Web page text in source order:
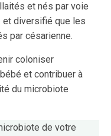
et nés par voie
et diversifié que les
par césarienne.
coloniser
et contribuer à
du microbiote
de votre